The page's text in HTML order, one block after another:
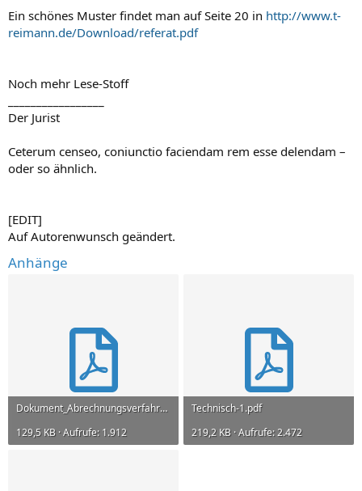
Ein schönes Muster findet man auf Seite 20 in http://www.t-
reimann.de/Download/referat.pdf
Noch mehr Lese-Stoff
Der Jurist
Ceterum censeo, coniunctio faciendam rem esse delendam –
oder so ähnlich.
[EDIT]
Auf Autorenwunsch geändert.
Anhänge
Dokument_Abrechnungsverfahren_UAK_B_1.0.0-1.pdf
129,5 KB · Aufrufe: 1.912
Technisch-1.pdf
219,2 KB · Aufrufe: 2.472